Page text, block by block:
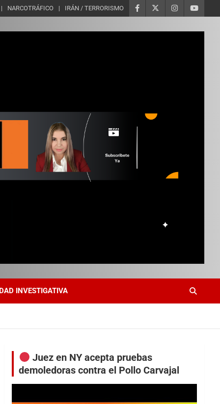
NARCOTRÁFICO IRÁN / TERRORISMO
INVESTIGATIVA
Juez en NY acepta pruebas
demoledoras contra el Pollo Carvajal